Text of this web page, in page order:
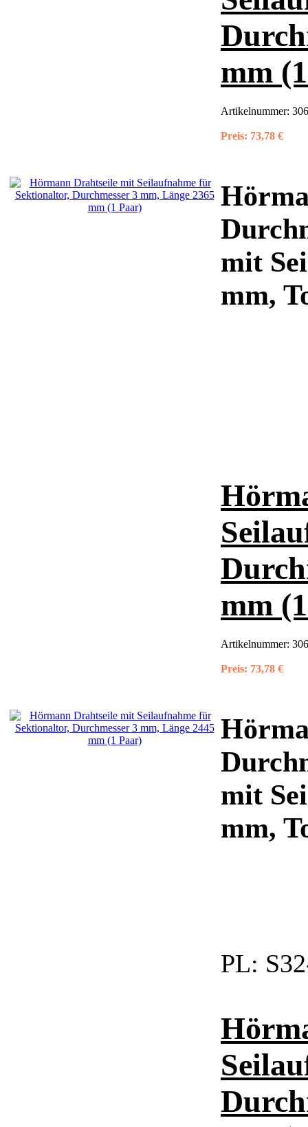
mm
Artikelnummer:
Preis: 73,78 €
mit
mm,
mm
Artikelnummer:
Preis: 73,78 €
mit
mm,
PL: